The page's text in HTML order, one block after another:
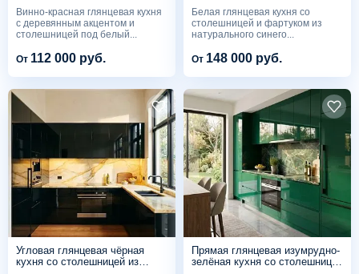
мрамор
Винно-красная глянцевая кухня
с деревянным акцентом и
столешницей под белый...
От 112 000 руб.
Белая глянцевая кухня со
столешницей и фартуком из
натурального синего...
От 148 000 руб.
Угловая глянцевая чёрная
кухня со столешницей из
Прямая глянцевая изумрудно-
зелёная кухня со столешницей